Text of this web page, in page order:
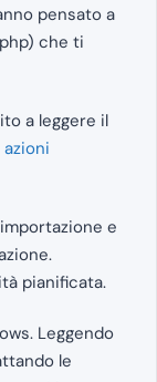
pensato a
che ti
a leggere il
azioni
e
pianificata.
Leggendo
le